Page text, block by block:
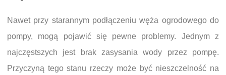
Nawet przy starannym podłączeniu węża ogrodowego do
pompy, mogą pojawić się pewne problemy. Jednym z
najczęstszych jest brak zasysania wody przez pompę.
Przyczyną tego stanu rzeczy może być nieszczelność na